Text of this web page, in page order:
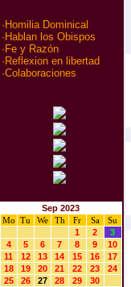
· Homilia Dominical
· Hablan los Obispos
· Fe y Razón
· Reflexion en libertad
·Colaboraciones
Sep 2023
Mo
Tu We Th Fr Sa
Su
1
2
3
4
5 6 7 8 9
10
11
12 13 14 15 16
17
18
19 20 21 22 23
24
25
26 27 28 29 30